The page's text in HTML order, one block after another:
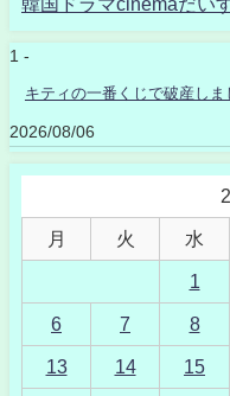
1 -
キティの一番くじで破産しま
2026/08/06
月 火 水
1
6 7 8
13 14 15